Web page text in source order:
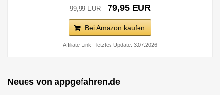
99,99 EUR 79,95 EUR
Bei Amazon kaufen
Affiliate-Link - letztes Update: 3.07.2026
Neues von appgefahren.de